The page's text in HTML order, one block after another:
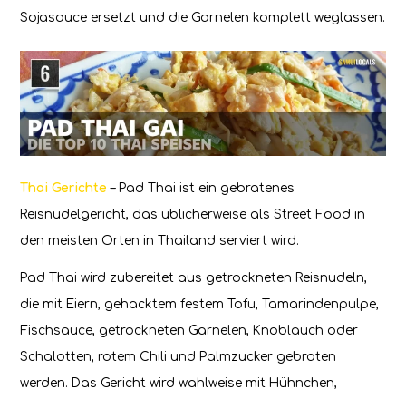
Sojasauce ersetzt und die Garnelen komplett weglassen.
Thai Gerichte – Pad Thai ist ein gebratenes
Reisnudelgericht, das üblicherweise als Street Food in
den meisten Orten in Thailand serviert wird.
Pad Thai wird zubereitet aus getrockneten Reisnudeln,
die mit Eiern, gehacktem festem Tofu, Tamarindenpulpe,
Fischsauce, getrockneten Garnelen, Knoblauch oder
Schalotten, rotem Chili und Palmzucker gebraten
werden. Das Gericht wird wahlweise mit Hühnchen,